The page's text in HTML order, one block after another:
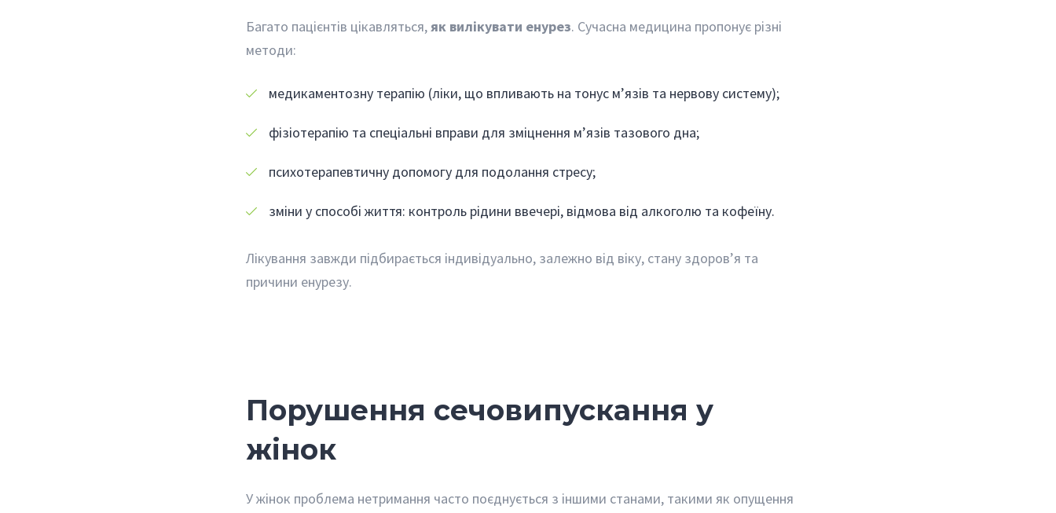
Багато пацієнтів цікавляться,як вилікувати енурез. Сучасна медицина пропонує різні
методи:
медикаментозну терапію (ліки, що впливають на тонус м’язів та нервову систему);
фізіотерапію та спеціальні вправи для зміцнення м’язів тазового дна;
психотерапевтичну допомогу для подолання стресу;
зміни у способі життя: контроль рідини ввечері, відмова від алкоголю та кофеїну.
Лікування завжди підбирається індивідуально, залежно від віку, стану здоров’я та
причини енурезу.
Порушення сечовипускання у
жінок
У жінок проблема нетримання часто поєднується з іншими станами, такими як опущення